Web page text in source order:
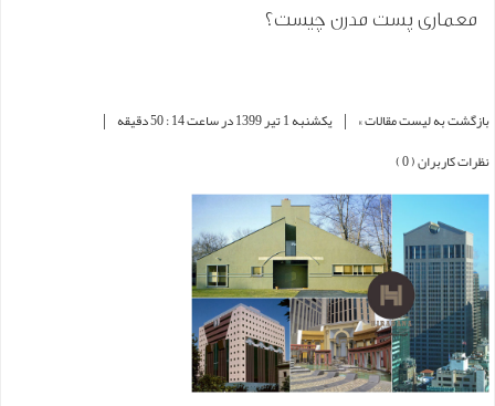
معماری پست مدرن چیست؟
بازگشت به لیست مقالات » | یکشنبه 1 تير 1399 در ساعت 14 : 50 دقیقه |
نظرات کاربران ( 0 )